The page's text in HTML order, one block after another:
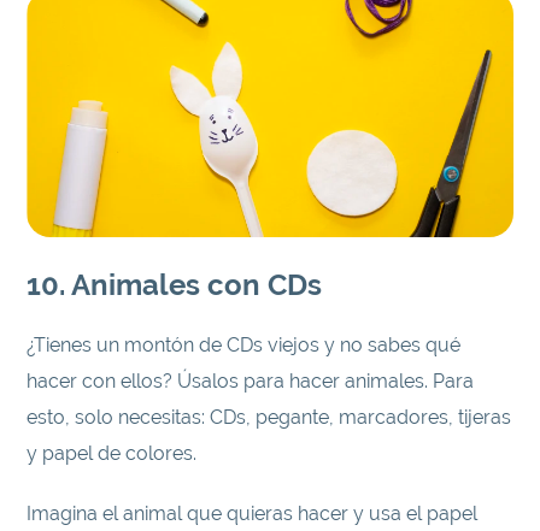
10. Animales con CDs
¿Tienes un montón de CDs viejos y no sabes qué
hacer con ellos? Úsalos para hacer animales. Para
esto, solo necesitas: CDs, pegante, marcadores, tijeras
y papel de colores.
Imagina el animal que quieras hacer y usa el papel